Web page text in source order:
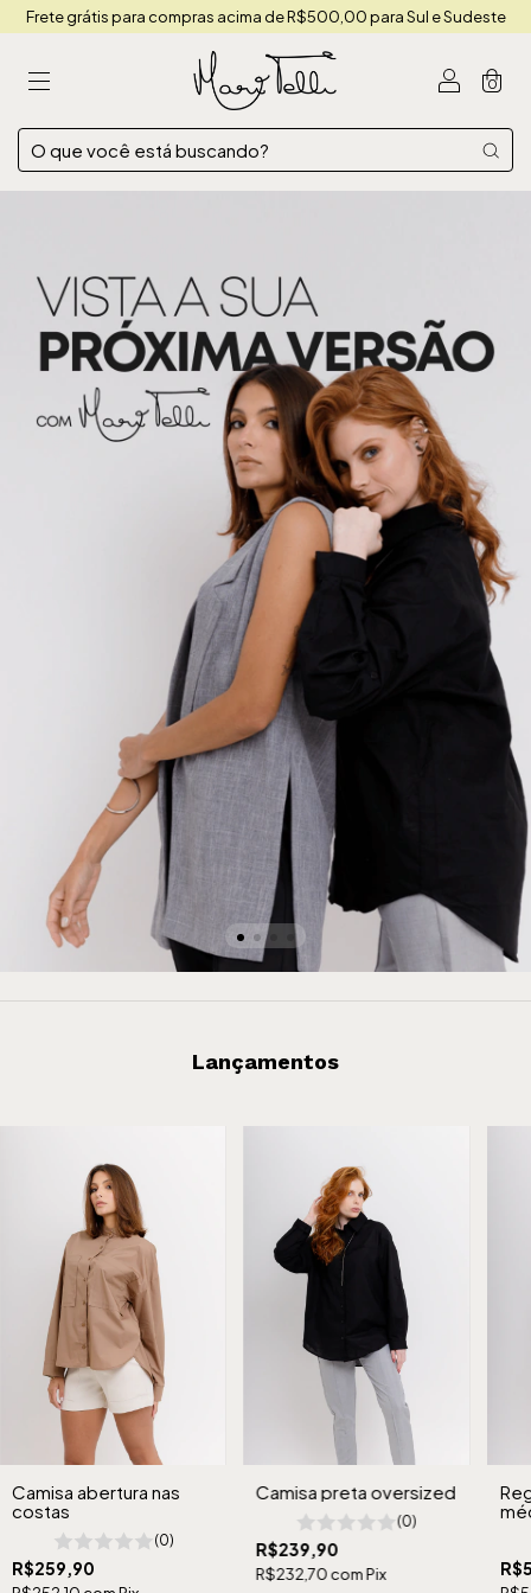
Frete grátis para compras acima de R$500,00 para Sul e Sudeste
0
Lançamentos
Camisa abertura nas
costas
(0)
R$259,90
Camisa preta oversized
(0)
R$239,90
R$232,70comPix